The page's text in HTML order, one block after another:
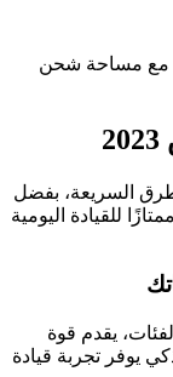
مع مساحة شحن
للمدن والطرق السريعة، بفضل
للقيادة اليومية
في معظم الفئات، يقدم قوة
يوفر تجربة قيادة